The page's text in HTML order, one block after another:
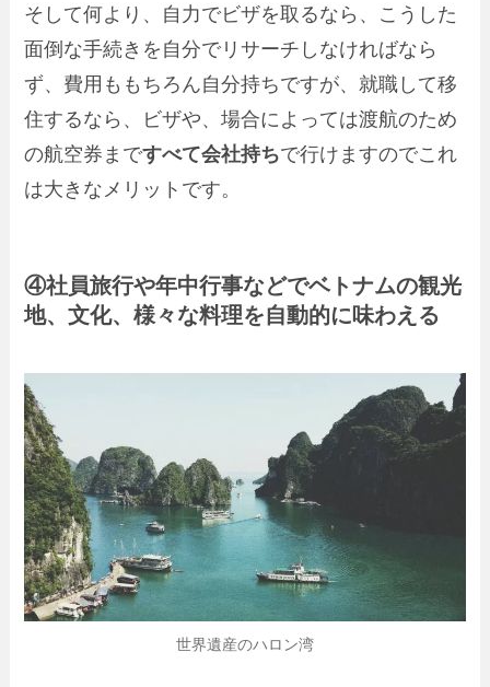
そして何より、自力でビザを取るなら、こうした
面倒な手続きを自分でリサーチしなければなら
ず、費用ももちろん自分持ちですが、就職して移
住するなら、ビザや、場合によっては渡航のため
の航空券まですべて会社持ちで行けますのでこれ
は大きなメリットです。
④社員旅行や年中行事などでベトナムの観光
地、文化、様々な料理を自動的に味わえる
世界遺産のハロン湾